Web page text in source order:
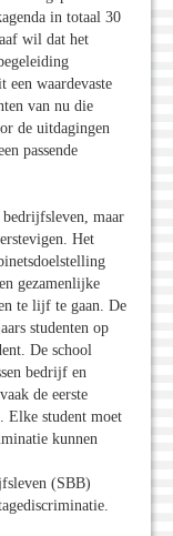
in totaal 30
wil dat het
een waardevaste
van nu die
de uitdagingen
passende
maar
Het
gezamenlijke
te lijf te gaan. De
studenten op
De school
bedrijf en
de eerste
Elke student moet
kunnen
(SBB)